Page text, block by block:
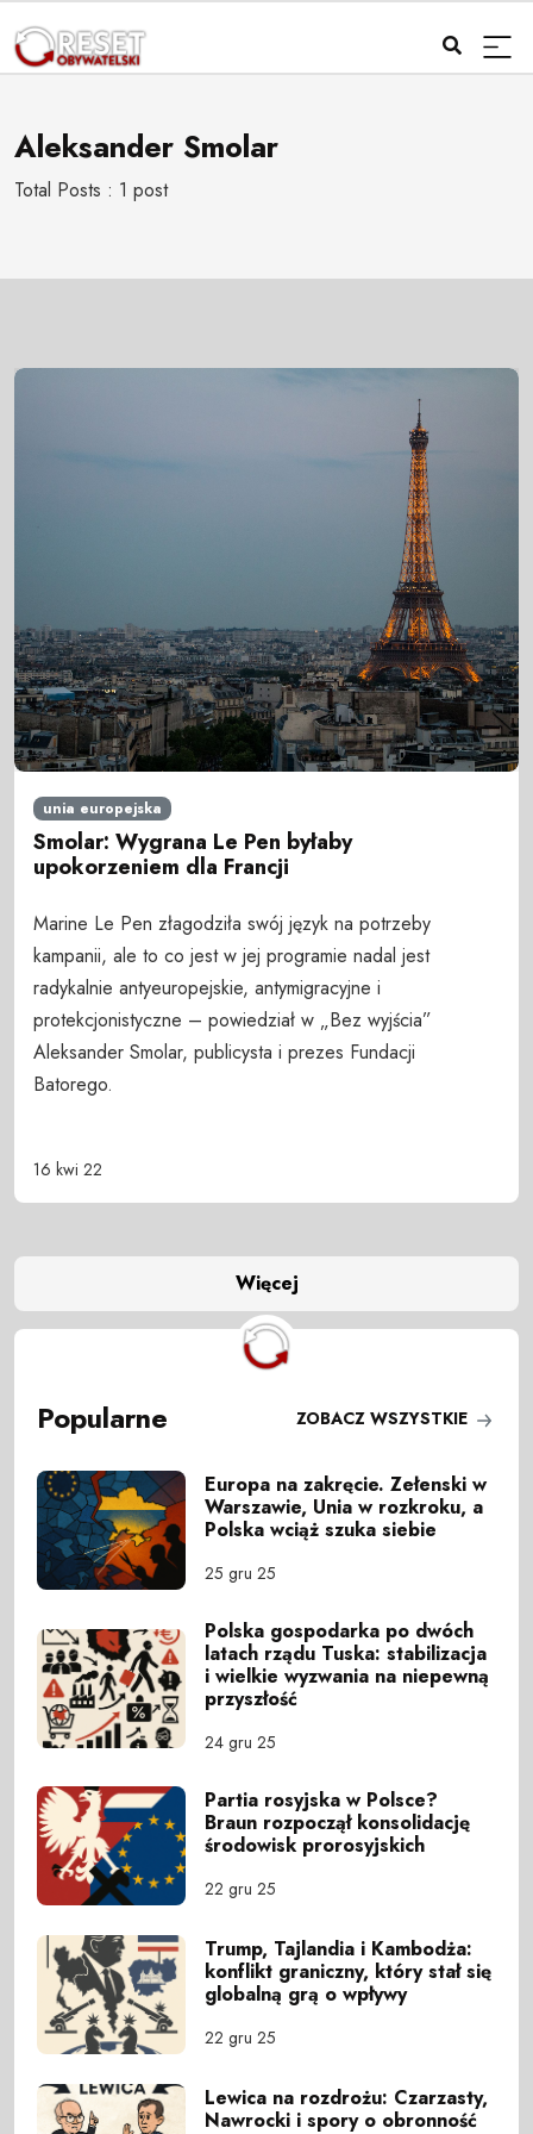
Aleksander Smolar
Total Posts : 1 post
unia europejska
Smolar: Wygrana Le Pen byłaby
upokorzeniem dla Francji
Marine Le Pen złagodziła swój język na potrzeby
kampanii, ale to co jest w jej programie nadal jest
radykalnie antyeuropejskie, antymigracyjne i
protekcjonistyczne – powiedział w „Bez wyjścia”
Aleksander Smolar, publicysta i prezes Fundacji
Batorego.
16 kwi 22
Więcej
Popularne ZOBACZ WSZYSTKIE
Europa na zakręcie. Zełenski w
Warszawie, Unia w rozkroku, a
Polska wciąż szuka siebie
25 gru 25
Polska gospodarka po dwóch
latach rządu Tuska: stabilizacja
i wielkie wyzwania na niepewną
przyszłość
24 gru 25
Partia rosyjska w Polsce?
Braun rozpoczął konsolidację
środowisk prorosyjskich
22 gru 25
Trump, Tajlandia i Kambodża:
konflikt graniczny, który stał się
globalną grą o wpływy
22 gru 25
Lewica na rozdrożu: Czarzasty,
Nawrocki i spory o obronność